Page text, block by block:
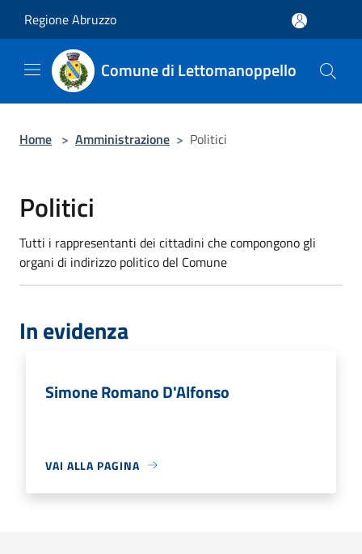
Regione Abruzzo
Comune di Lettomanoppello
Home > Amministrazione > Politici
Politici
Tutti i rappresentanti dei cittadini che compongono gli
organi di indirizzo politico del Comune
In evidenza
Simone Romano D'Alfonso
VAI ALLA PAGINA